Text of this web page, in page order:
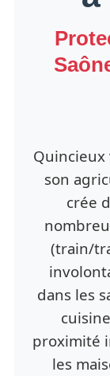
Quincieux
son
crée
(train/
dans les
proximité
les